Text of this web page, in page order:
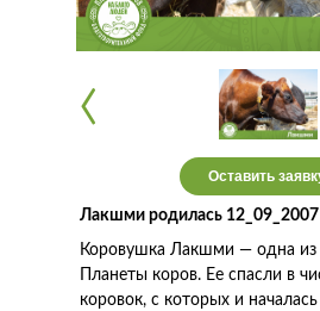
‹
‹
Коровушка Лакшми — одна из
Планеты коров. Ее спасли в
коровок, с которых и
Оставить
Лакшми родилась 12_09_2007